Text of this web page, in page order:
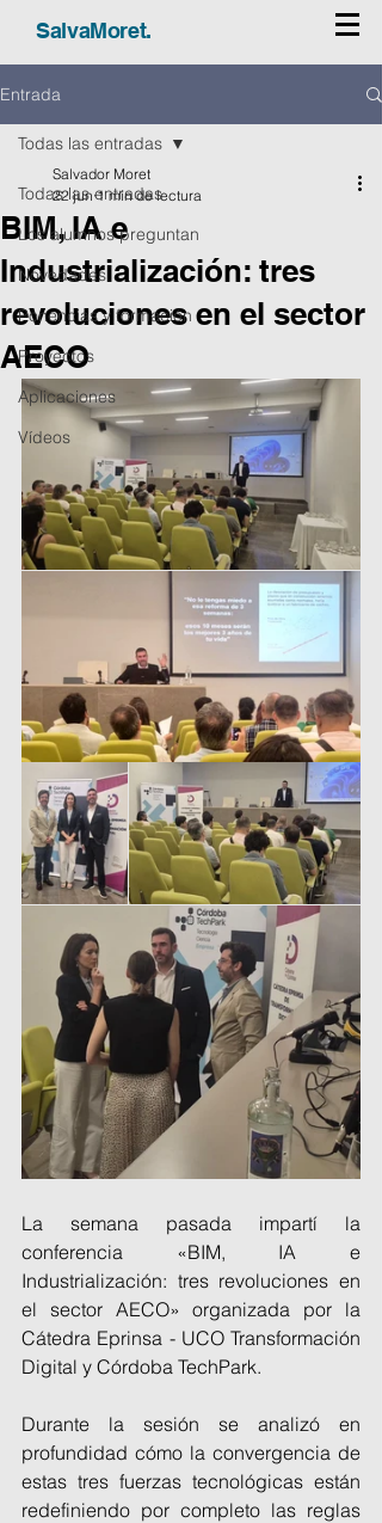
SalvaMoret.
Entrada
Todas las entradas
Los alumnos preguntan
Novedades
Ponencias y formación
Proyectos
Aplicaciones
Vídeos
Todas las entradas
BIM, IA e
Industrialización: tres
revoluciones en el sector
AECO
Salvador Moret
22 jun 1 min de lectura
La semana pasada impartí la
conferencia «BIM, IA e
Industrialización: tres revoluciones en
el sector AECO» organizada por la
Cátedra Eprinsa - UCO Transformación
Digital y Córdoba TechPark.
Durante la sesión se analizó en
profundidad cómo la convergencia de
estas tres fuerzas tecnológicas están
redefiniendo por completo las reglas